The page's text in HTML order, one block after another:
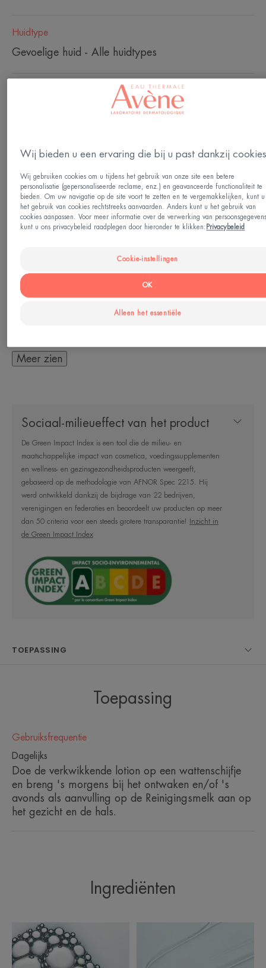
Huidtype
Gevoelige huid - Alle huidtypes
Reiniging - Comfort - Hydratatie
Gemaakt in Frankrijk
Deze stimulerende lotion, verrijkt met kalmerend en
anti-irriterend Thermaal Water van Avène, is een
zachte verzorging die de huid onmiddellijk een
gevoel van comfort geeft. Deze lotion hydrateert
het evenwicht van alle huidtypes, zelfs de meest
gevoelige. Ideaal om 's ochtends en/of 's avonds
perfect alle make-up te verwijderen. Zonder
Een ideale lotion om make-up van
alle huidtypes te verwijderen,
zelfs de meest gevoelige.
Een ultracomfortabele natuurlijke lotion, verrijkt met
Thermaal water van Avene (88%) en hydraterende
actieve bestanddelen (7%) om alle make-up perfect
Voordelen
thermaal bronwater van Avène en HYDRATEERT
dankzij glycerine en PCA, een natuurlijke
zelfs de zeer gevoelige huid.
• BESCHERMT de huid dagelijks in alle zachtheid.
Meer zien
Sociaal-milieueffect van het product
De Green Impact Index is een tool die de milieu- en
maatschappelijke impact van cosmetica, voedingssupplementen
en wellness- en gezinsgezondheidsproducten weergeeft,
gebaseerd op de methodologie van AFNOR Spec 2215. Hij
werd ontwikkeld dankzij de bijdrage van 22 bedrijven,
verenigingen en federaties en beoordeelt uw producten op meer
dan 50 criteria voor een steeds grotere transparantie!
Inzicht in
de Green Impact Index
TOEPASSING
Toepassing
Gebruiksfrequentie
Dagelijks
Doe de verkwikkende lotion op een wattenschijfje
en breng 's morgens bij het ontwaken en/of 's
avonds als aanvulling op de Reinigingsmelk aan op
het gezicht en de hals.
Ingrediënten
Wij bieden u een ervaring die bij u past dankzij
Wij gebruiken cookies om u tijdens het gebruik van onze site een betere
personalisatie (gepersonaliseerde reclame, enz.) en geavanceerde functionaliteit te
bieden. Om uw navigatie op de site voort te zetten en te vergemakkelijken, kunt u
het gebruik van cookies rechtstreeks aanvaarden. Anders kunt u het gebruik van
cookies aanpassen. Voor meer informatie over de verwerking van
kunt u ons privacybeleid raadplegen door hieronder te klikken: Privacybeleid
Cookie-instellingen
Alleen het essentiële
OK